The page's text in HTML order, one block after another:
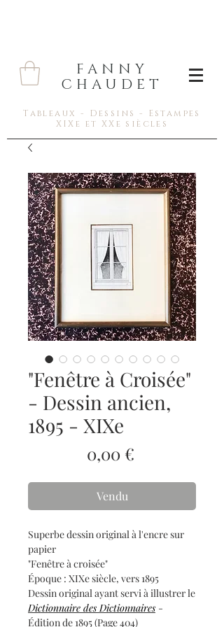
FANNY
CHAUDET
Tableaux - Dessins - Estampes
XIXe et XXe siècles
"Fenêtre à Croisée"
- Dessin ancien,
1895 - XIXe
0,00 €Prix
Vendu
Superbe dessin original à l'encre sur
papier
"Fenêtre à croisée"
Époque : XIXe siècle, vers 1895
Dessin original ayant servi à illustrer le
Dictionnaire des Dictionnaires -
Édition de 1895 (Page 404)